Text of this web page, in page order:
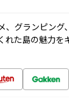
グランピング
れた島の魅力を